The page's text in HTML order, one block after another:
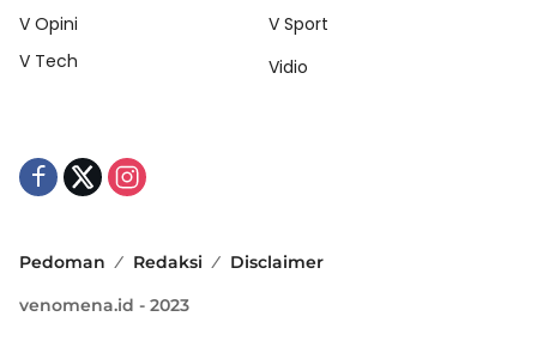
V Opini
V Sport
V Tech
Vidio
Pedoman Redaksi
Disclaimer
venomena.id - 2023